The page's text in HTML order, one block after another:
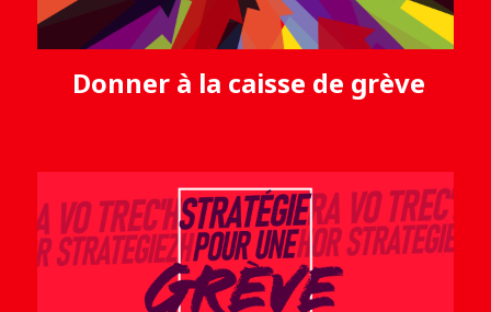
Donner à la caisse de grève